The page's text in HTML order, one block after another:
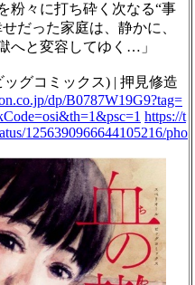
粉々に打ち砕く次なる“事
だった家庭は、静かに、
へと変容してゆく…」
ッグコミックス) | 押見修造
dp/B0787W19G9?tag=
https://t
1256390966644105216/pho